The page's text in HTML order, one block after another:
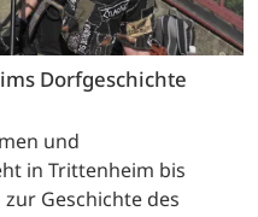
Dorfgeschichte
und
in Trittenheim bis
Geschichte des